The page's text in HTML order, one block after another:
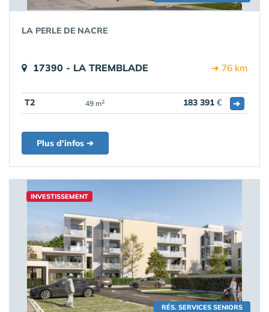
LA PERLE DE NACRE
17390 - LA TREMBLADE ➔ 76 km
T2 49 m2 183 391 € ➔
Plus d'infos ➔
RÉS. SERVICES SENIORS
INVESTISSEMENT